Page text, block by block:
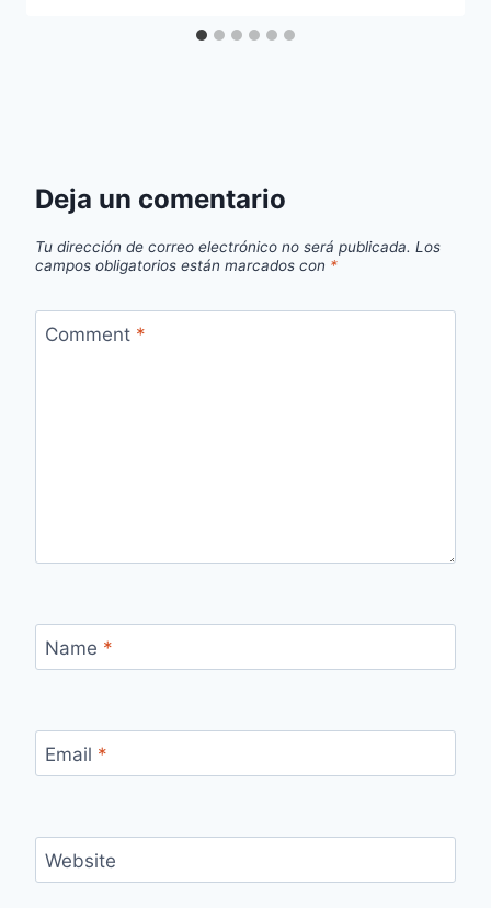
Deja un comentario
Tu dirección de correo electrónico no será publicada. Los
campos obligatorios están marcados con *
Comment *
Name *
Email *
Website